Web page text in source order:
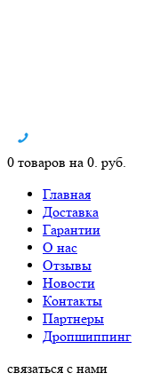
0 товаров на 0. руб.
Главная
Доставка
Гарантии
О нас
Отзывы
Новости
Контакты
Партнеры
Дропшиппинг
связаться с нами